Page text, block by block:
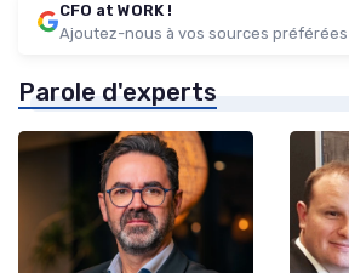
CFO at WORK !
Ajoutez-nous à vos sources préférées
Parole d'experts